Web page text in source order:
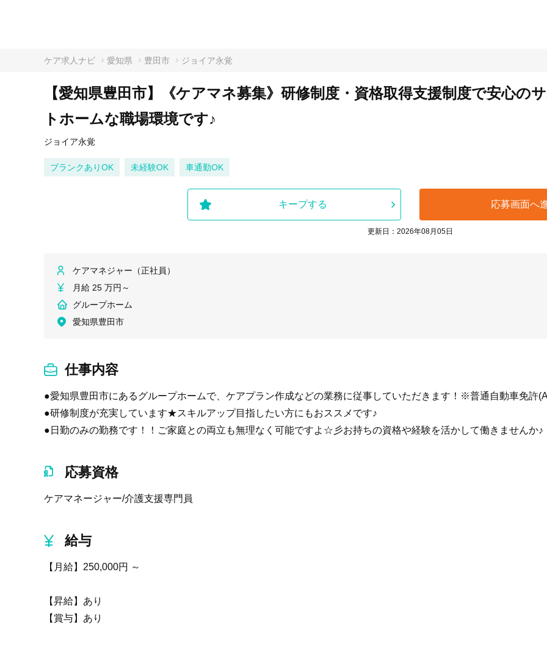
ケア求人ナビ 愛知県 豊田市 ジョイア永覚
【愛知県豊田市】《ケアマネ募集》研修制度・資格取得支援制度で安心
トホームな職場環境です♪
ジョイア永覚
ブランクありOK 未経験OK 車通勤OK
キープする 応募画面へ
更新日：2026年08月05日
ケアマネジャー（正社員）
月給 25 万円～
グループホーム
愛知県豊田市
仕事内容
●愛知県豊田市にあるグループホームで、ケアプラン作成などの業務に従事していただきます！※普通自動車免許
●研修制度が充実しています★スキルアップ目指したい方にもおススメです♪
●日勤のみの勤務です！！ご家庭との両立も無理なく可能ですよ☆彡お持ちの資格や経験を活かして働きませんか♪
応募資格
ケアマネージャー/介護支援専門員
給与
【月給】250,000円 ～
【昇給】あり
【賞与】あり